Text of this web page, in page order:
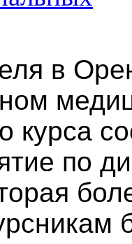
в
курса
по